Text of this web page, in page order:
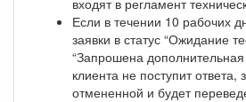
Если в течении 10 рабочих
заявки в статус “Ожидание
“Запрошена
клиента не поступит ответа,
отмененной и будет